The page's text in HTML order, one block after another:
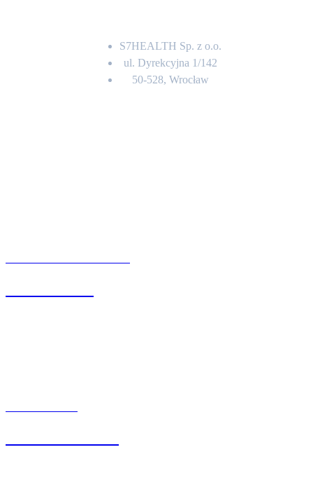
S7HEALTH Sp. z o.o.
ul. Dyrekcyjna 1/142
50-528, Wrocław